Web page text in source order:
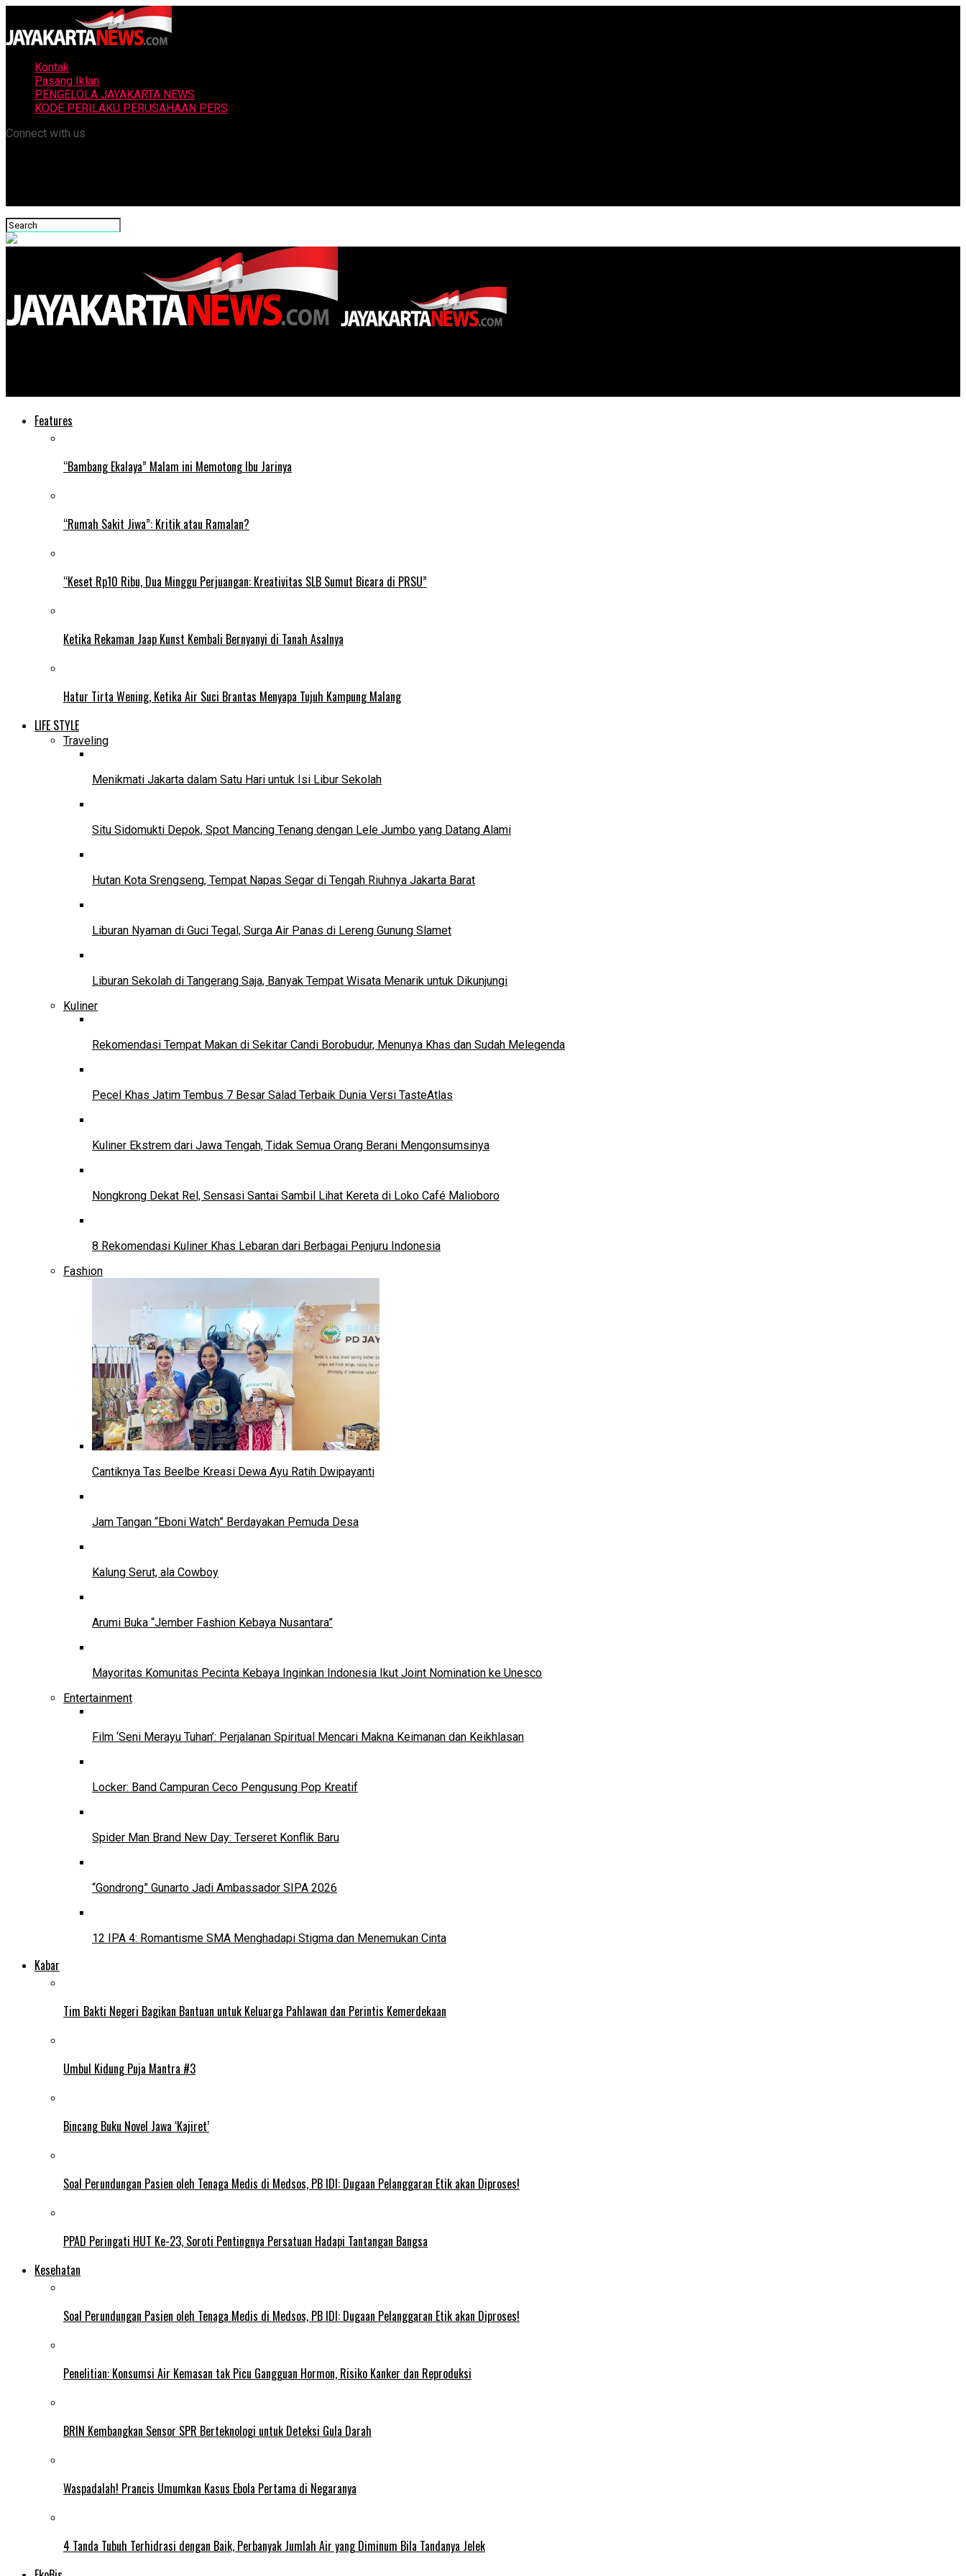
Kontak
Pasang Iklan
PENGELOLA JAYAKARTA NEWS
KODE PERILAKU PERUSAHAAN PERS
Connect with us
Features
“Bambang Ekalaya” Malam ini Memotong Ibu Jarinya
“Rumah Sakit Jiwa”: Kritik atau Ramalan?
“Keset Rp10 Ribu, Dua Minggu Perjuangan: Kreativitas SLB Sumut Bicara di PRSU”
Ketika Rekaman Jaap Kunst Kembali Bernyanyi di Tanah Asalnya
Hatur Tirta Wening, Ketika Air Suci Brantas Menyapa Tujuh Kampung Malang
LIFE STYLE
Traveling
Menikmati Jakarta dalam Satu Hari untuk Isi Libur Sekolah
Situ Sidomukti Depok, Spot Mancing Tenang dengan Lele Jumbo yang Datang Alami
Hutan Kota Srengseng, Tempat Napas Segar di Tengah Riuhnya Jakarta Barat
Liburan Nyaman di Guci Tegal, Surga Air Panas di Lereng Gunung Slamet
Liburan Sekolah di Tangerang Saja, Banyak Tempat Wisata Menarik untuk Dikunjungi
Kuliner
Rekomendasi Tempat Makan di Sekitar Candi Borobudur, Menunya Khas dan Sudah Melegenda
Pecel Khas Jatim Tembus 7 Besar Salad Terbaik Dunia Versi TasteAtlas
Kuliner Ekstrem dari Jawa Tengah, Tidak Semua Orang Berani Mengonsumsinya
Nongkrong Dekat Rel, Sensasi Santai Sambil Lihat Kereta di Loko Café Malioboro
8 Rekomendasi Kuliner Khas Lebaran dari Berbagai Penjuru Indonesia
Fashion
Cantiknya Tas Beelbe Kreasi Dewa Ayu Ratih Dwipayanti
Jam Tangan “Eboni Watch” Berdayakan Pemuda Desa
Kalung Serut, ala Cowboy
Arumi Buka “Jember Fashion Kebaya Nusantara”
Mayoritas Komunitas Pecinta Kebaya Inginkan Indonesia Ikut Joint Nomination ke Unesco
Entertainment
Film ‘Seni Merayu Tuhan’: Perjalanan Spiritual Mencari Makna Keimanan dan Keikhlasan
Locker: Band Campuran Ceco Pengusung Pop Kreatif
Spider Man Brand New Day: Terseret Konflik Baru
“Gondrong” Gunarto Jadi Ambassador SIPA 2026
12 IPA 4: Romantisme SMA Menghadapi Stigma dan Menemukan Cinta
Kabar
Tim Bakti Negeri Bagikan Bantuan untuk Keluarga Pahlawan dan Perintis Kemerdekaan
Umbul Kidung Puja Mantra #3
Bincang Buku Novel Jawa ‘Kajiret’
Soal Perundungan Pasien oleh Tenaga Medis di Medsos, PB IDI: Dugaan Pelanggaran Etik akan Diproses!
PPAD Peringati HUT Ke-23, Soroti Pentingnya Persatuan Hadapi Tantangan Bangsa
Kesehatan
Soal Perundungan Pasien oleh Tenaga Medis di Medsos, PB IDI: Dugaan Pelanggaran Etik akan Diproses!
Penelitian: Konsumsi Air Kemasan tak Picu Gangguan Hormon, Risiko Kanker dan Reproduksi
BRIN Kembangkan Sensor SPR Berteknologi untuk Deteksi Gula Darah
Waspadalah! Prancis Umumkan Kasus Ebola Pertama di Negaranya
4 Tanda Tubuh Terhidrasi dengan Baik, Perbanyak Jumlah Air yang Diminum Bila Tandanya Jelek